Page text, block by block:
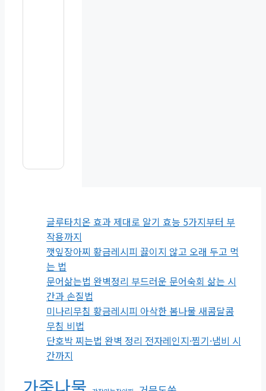
글루타치온 효과 제대로 알기 효능 5가지부터 부
작용까지
깻잎장아찌 황금레시피 끓이지 않고 오래 두고 먹
는 법
문어삶는법 완벽정리 부드러운 문어숙회 삶는 시
간과 손질법
미나리무침 황금레시피 아삭한 봄나물 새콤달콤
무침 비법
단호박 찌는법 완벽 정리 전자레인지·찜기·냄비 시
간까지